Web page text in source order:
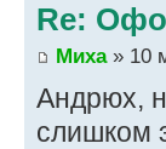
Re:
Миха» 10
Андрюх,
слишком